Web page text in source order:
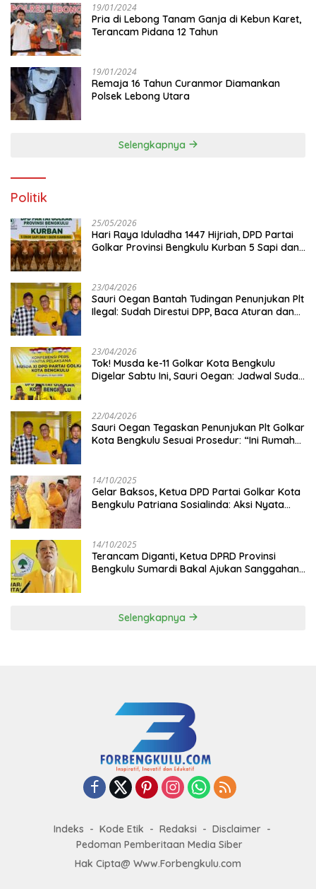
19/01/2024
Pria di Lebong Tanam Ganja di Kebun Karet,
Terancam Pidana 12 Tahun
19/01/2024
Remaja 16 Tahun Curanmor Diamankan
Polsek Lebong Utara
Selengkapnya
Politik
25/05/2026
Hari Raya Iduladha 1447 Hijriah, DPD Partai
Golkar Provinsi Bengkulu Kurban 5 Sapi dan 1
23/04/2026
Sauri Oegan Bantah Tudingan Penunjukan Plt
Ilegal: Sudah Direstui DPP, Baca Aturan dan
23/04/2026
‎Tok! Musda ke-11 Golkar Kota Bengkulu
Digelar Sabtu Ini, Sauri Oegan: Jadwal Sudah
22/04/2026
Sauri Oegan Tegaskan Penunjukan Plt Golkar
Kota Bengkulu Sesuai Prosedur: “Ini Rumah
14/10/2025
‎Gelar Baksos, Ketua DPD Partai Golkar Kota
Bengkulu Patriana Sosialinda: Aksi Nyata
14/10/2025
Terancam Diganti, Ketua DPRD Provinsi
Bengkulu Sumardi Bakal Ajukan Sanggahan
Selengkapnya
Indeks Kode Etik Redaksi
Disclaimer
Pedoman Pemberitaan Media Siber
Hak Cipta@ Www.Forbengkulu.com